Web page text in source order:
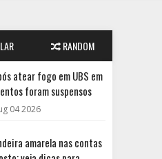
RANDOM
atear fogo em UBS em
foram suspensos
04 2026
amarela nas contas